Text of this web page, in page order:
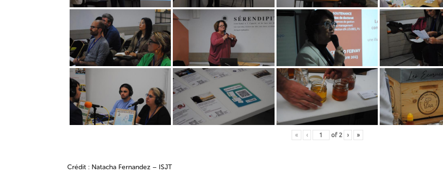
« ‹ of 2 › »
Crédit : Natacha Fernandez – ISJT